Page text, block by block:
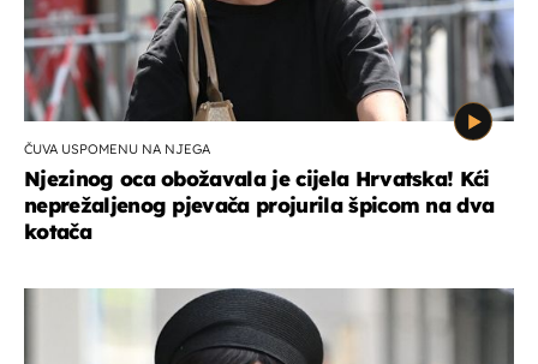
ČUVA USPOMENU NA NJEGA
Njezinog oca obožavala je cijela Hrvatska! Kći
neprežaljenog pjevača projurila špicom na dva
kotača